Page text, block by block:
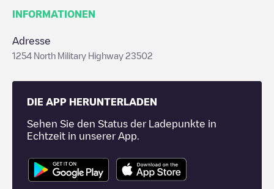
INFORMATIONEN
Adresse
1254 North Military Highway 23502
DIE APP HERUNTERLADEN
Sehen Sie den Status der Ladepunkte in
Echtzeit in unserer App.